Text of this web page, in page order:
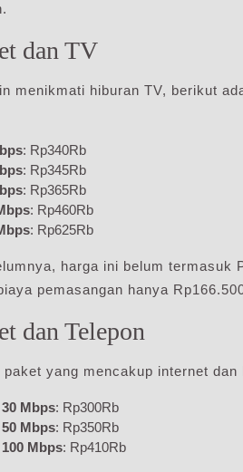
dan TV
menikmati hiburan TV, berikut
: Rp340Rb
: Rp345Rb
: Rp365Rb
: Rp460Rb
: Rp625Rb
harga ini belum termasuk
pemasangan hanya
dan Telepon
yang mencakup internet
Mbps: Rp300Rb
Mbps: Rp350Rb
Mbps: Rp410Rb